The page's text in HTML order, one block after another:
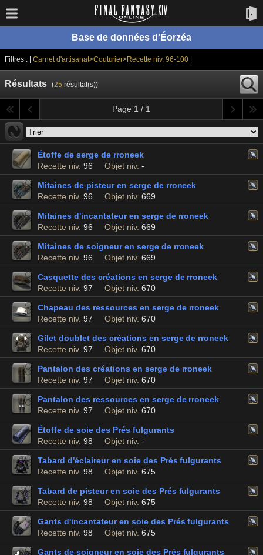
Base de données d'Éorzéa
Filtres : | Carnet d'artisanat>Couturier>Recette niv. 96-100
Résultats (25 résultat(s))
Page 1 / 1
Étoffe de serge de rroneek
Recette niv. 96 Objet niv. -
Mitaines de pisteur en serge de rroneek
Recette niv. 96 Objet niv. 669
Mitaines d'incantateur en serge de rroneek
Recette niv. 96 Objet niv. 669
Mitaines de soigneur en serge de rroneek
Recette niv. 96 Objet niv. 669
Casquette des créations en serge de rroneek
Recette niv. 97 Objet niv. 670
Chapeau des ressources en serge de rroneek
Recette niv. 97 Objet niv. 670
Gilet doublet des créations en serge de rroneek
Recette niv. 97 Objet niv. 670
Pantalon des créations en serge de rroneek
Recette niv. 97 Objet niv. 670
Pantalon des ressources en serge de rroneek
Recette niv. 97 Objet niv. 670
Étoffe de soie des Prés fulgurants
Recette niv. 98 Objet niv. -
Tabard d'éclaireur en soie des Prés fulgurants
Recette niv. 98 Objet niv. 675
Tabard de pisteur en soie des Prés fulgurants
Recette niv. 98 Objet niv. 675
Gants d'incantateur en soie des Prés fulgurants
Recette niv. 98 Objet niv. 675
Gants de soigneur en soie des Prés fulgurants